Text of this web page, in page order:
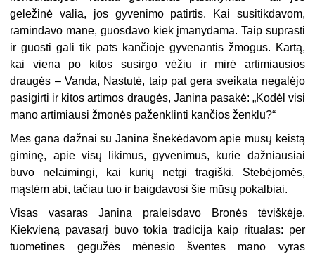
geležinė valia, jos gyvenimo patirtis. Kai susitikdavom,
ramindavo mane, guosdavo kiek įmanydama. Taip suprasti
ir guosti gali tik pats kančioje gyvenantis žmogus. Kartą,
kai viena po kitos susirgo vėžiu ir mirė artimiausios
draugės – Vanda, Nastutė, taip pat gera sveikata negalėjo
pasigirti ir kitos artimos draugės, Janina pasakė: „Kodėl visi
mano artimiausi žmonės paženklinti kančios ženklu?“
Mes gana dažnai su Janina šnekėdavom apie mūsų keistą
giminę, apie visų likimus, gyvenimus, kurie dažniausiai
buvo nelaimingi, kai kurių netgi tragiški. Stebėjomės,
mąstėm abi, tačiau tuo ir baigdavosi šie mūsų pokalbiai.
Visas vasaras Janina praleisdavo Bronės tėviškėje.
Kiekvieną pavasarį buvo tokia tradicija kaip ritualas: per
tuometines gegužės mėnesio šventes mano vyras